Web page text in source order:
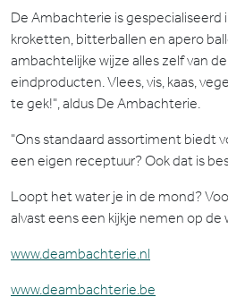
De Ambachterie is gespecialiseerd
kroketten, bitterballen en apero
ambachtelijke wijze alles zelf van
eindproducten. Vlees, vis, kaas,
te gek!", aldus De Ambachterie.
"Ons standaard assortiment biedt
een eigen receptuur? Ook dat is
Loopt het water je in de mond?
alvast eens een kijkje nemen op de
www.deambachterie.nl
www.deambachterie.be